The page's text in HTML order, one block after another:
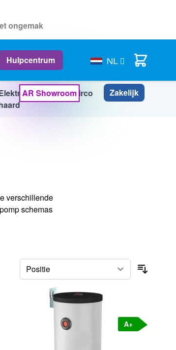
ongemak
Hulpcentrum NL Cart
Airco Info
AR Showroom Zakelijk
verschillende
schemas
A+